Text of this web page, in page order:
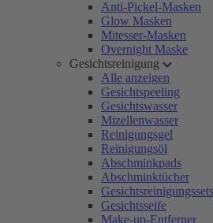
Anti-Pickel-Masken
Glow Masken
Mitesser-Masken
Overnight Maske
Gesichtsreinigung
Alle anzeigen
Gesichtspeeling
Gesichtswasser
Mizellenwasser
Reinigungsgel
Reinigungsöl
Abschminkpads
Abschminktücher
Gesichtsreinigungssets
Gesichtsseife
Make-up-Entferner